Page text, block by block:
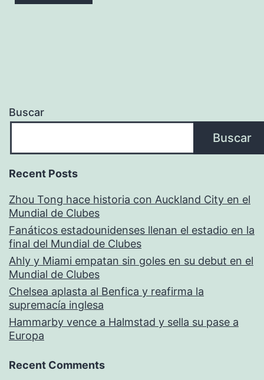
Buscar
Buscar
Recent Posts
Zhou Tong hace historia con Auckland City en el
Mundial de Clubes
Fanáticos estadounidenses llenan el estadio en la
final del Mundial de Clubes
Ahly y Miami empatan sin goles en su debut en el
Mundial de Clubes
Chelsea aplasta al Benfica y reafirma la
supremacía inglesa
Hammarby vence a Halmstad y sella su pase a
Europa
Recent Comments